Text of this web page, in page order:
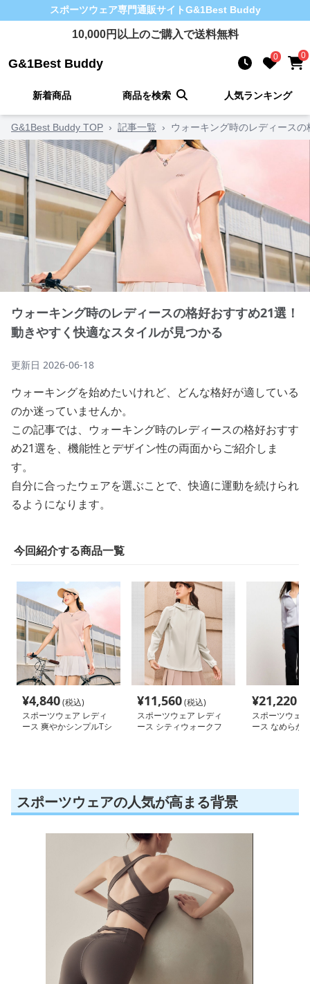
スポーツウェア専門通販サイトG&1Best Buddy
10,000円以上のご購入で送料無料
G&1Best Buddy 0 0
新着商品 商品を検索 人気ランキング
G&1Best Buddy TOP › 記事一覧 › ウォーキング時のレディース
ウォーキング時のレディースの格好おすすめ21選！
動きやすく快適なスタイルが見つかる
更新日 2026-06-18
ウォーキングを始めたいけれど、どんな格好が適している
のか迷っていませんか。
この記事では、ウォーキング時のレディースの格好おすす
め21選を、機能性とデザイン性の両面からご紹介しま
す。
自分に合ったウェアを選ぶことで、快適に運動を続けられ
るようになります。
今回紹介する商品一覧
¥4,840(税込)
スポーツウェア レディ
ース 爽やかシンプルTシ
¥11,560(税込)
スポーツウェア レディ
ース シティウォークフ
¥21,220
スポーツウェ
ース なめらか
スポーツウェアの人気が高まる背景